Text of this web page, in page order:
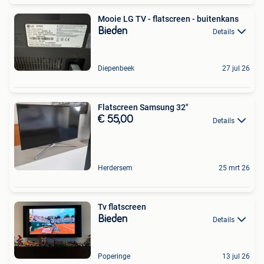
Mooie LG TV - flatscreen - buitenkans
Bieden Details
Diepenbeek 27 jul 26
Flatscreen Samsung 32"
€ 55,00 Details
Herdersem 25 mrt 26
Tv flatscreen
Bieden Details
Poperinge 13 jul 26